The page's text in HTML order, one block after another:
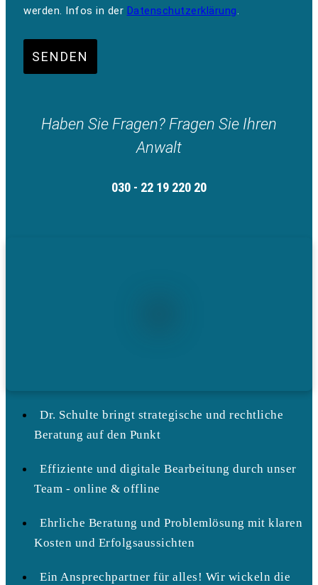
werden. Infos in der Datenschutzerklärung.
SENDEN
Haben Sie Fragen? Fragen Sie Ihren
Anwalt
030 - 22 19 220 20
Dr. Schulte bringt strategische und rechtliche
Beratung auf den Punkt
Effiziente und digitale Bearbeitung durch unser
Team - online & offline
Ehrliche Beratung und Problemlösung mit klaren
Kosten und Erfolgsaussichten
Ein Ansprechpartner für alles! Wir wickeln die